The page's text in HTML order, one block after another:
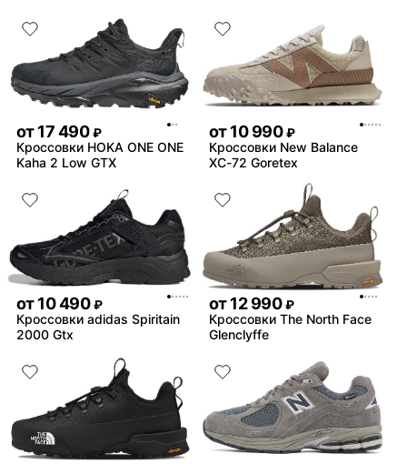
от17 490 ₽
Кроссовки HOKA ONE ONE
Kaha 2 Low GTX
от10 990 ₽
Кроссовки New Balance
XC-72 Goretex
от10 490 ₽
Кроссовки adidas Spiritain
2000 Gtx
от12 990 ₽
Кроссовки The North Face
Glenclyffe